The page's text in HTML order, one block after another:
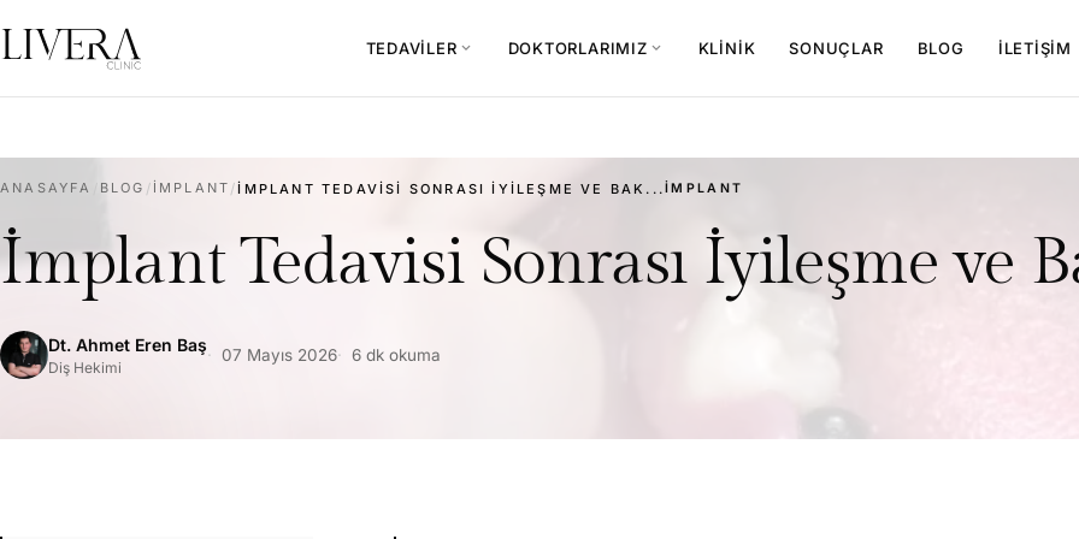
TEDAVILER expand_more DOKTORLARIMIZ expand_more KLINIK SONUÇLAR BLOG İLETIŞIM
ANASAYFA BLOG / İMPLANT /İMPLANT TEDAVISI SONRASI İYILEŞME VE BAK...İMPLANT
İmplant Tedavisi Sonrası İyileşme ve
Dt. Ahmet Eren Baş
Diş Hekimi
07 Mayıs 2026 6 dk okuma